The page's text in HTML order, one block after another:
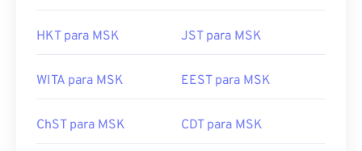
HKT para MSK JST para MSK
WITA para MSK EEST para MSK
ChST para MSK CDT para MSK